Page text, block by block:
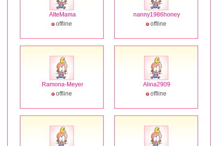
AlteMama
offline
nanny1986honey
offline
Ramona-Meyer
offline
Alina2909
offline